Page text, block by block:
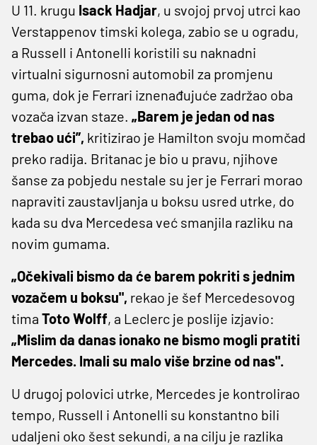
U 11. krugu Isack Hadjar, u svojoj prvoj utrci kao
Verstappenov timski kolega, zabio se u ogradu,
a Russell i Antonelli koristili su naknadni
virtualni sigurnosni automobil za promjenu
guma, dok je Ferrari iznenađujuće zadržao oba
vozača izvan staze. „Barem je jedan od nas
trebao ući”, kritizirao je Hamilton svoju momčad
preko radija. Britanac je bio u pravu, njihove
šanse za pobjedu nestale su jer je Ferrari morao
napraviti zaustavljanja u boksu usred utrke, do
kada su dva Mercedesa već smanjila razliku na
novim gumama.
„Očekivali bismo da će barem pokriti s jednim
vozačem u boksu", rekao je šef Mercedesovog
tima Toto Wolff, a Leclerc je poslije izjavio:
„Mislim da danas ionako ne bismo mogli pratiti
Mercedes. Imali su malo više brzine od nas".
U drugoj polovici utrke, Mercedes je kontrolirao
tempo, Russell i Antonelli su konstantno bili
udaljeni oko šest sekundi, a na cilju je razlika